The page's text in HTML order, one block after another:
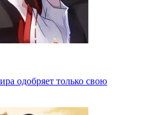
одобряет только свою